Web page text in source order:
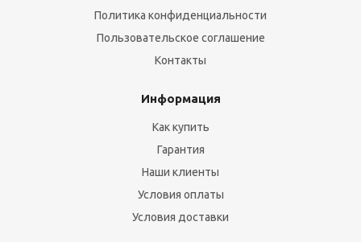
Политика конфиденциальности
Пользовательское соглашение
Контакты
Информация
Как купить
Гарантия
Наши клиенты
Условия оплаты
Условия доставки